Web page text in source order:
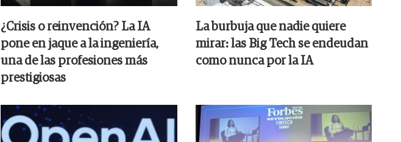
¿Crisis o reinvención? La IA
pone en jaque a la ingeniería,
una de las profesiones más
prestigiosas
La burbuja que nadie quiere
mirar: las Big Tech se endeudan
como nunca por la IA